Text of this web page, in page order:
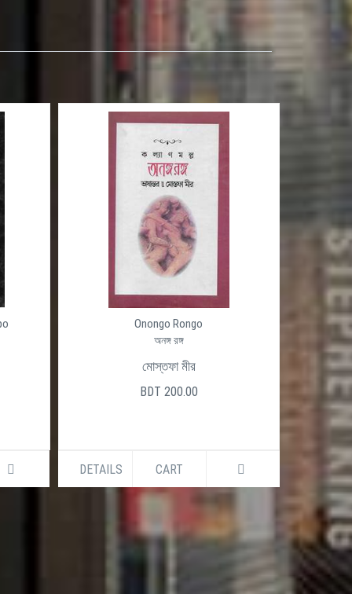
Onongo Rongo
অনঙ্গ রঙ্গ
মোস্তফা মীর
BDT 200.00
DETAILS CART DETAILS